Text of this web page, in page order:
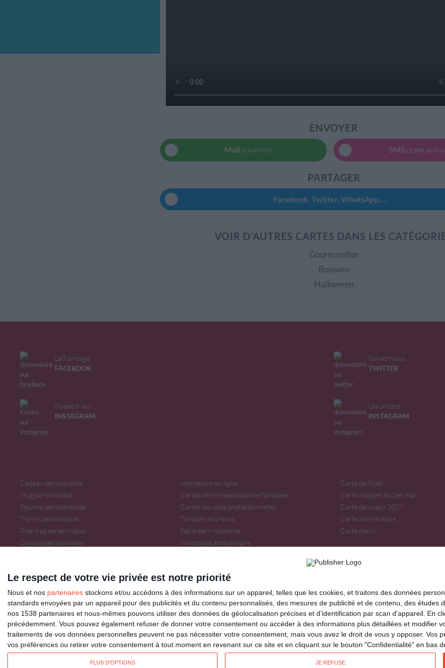
Le respect de votre vie privée est notre priorité
Nous et nos partenaires stockons et/ou accédons à des informations sur un appareil, telles que les cookies, et traitons des données
standards envoyées par un appareil pour des publicités et du contenu personnalisés, des mesures de publicité et de contenu, des études
nos 1538 partenaires et nous-mêmes pouvons utiliser des données de géolocalisation précises et d’identification par scan d'appareil. En
précédemment. Vous pouvez également refuser de donner votre consentement ou accéder à des informations plus détaillées et modifier
traitements de vos données personnelles peuvent ne pas nécessiter votre consentement, mais vous avez le droit de vous y opposer. Vos
vos préférences ou retirer votre consentement à tout moment en revenant sur ce site et en cliquant sur le bouton "Confidentialité" en bas
PLUS D'OPTIONS JE REFUSE
ENVOYER
Mail (GRATUIT) SMS (1,80€, en
PARTAGER
Facebook, Twitter, WhatsApp, ...
VOIR D'AUTRES CARTES DANS LES
Gourmandise
Boissons
Halloween
La Fan page
FACEBOOK
Suivez-nous
TWITTER
Kisseo.fr sur
INSTAGRAM
Les photos
INSTAGRAM
Cadeau personnalisé
Mug personnalisé
Peluche personnalisée
T-shirt personnalisé
Tote-bag personnalisé
Coussin personnalisé
Impression en ligne
Cartes de correspondance familiales
Cartes de visite professionnelles
Tampons encreurs
Faire-part naissance
Invitations anniversaire
Carte de Noël
Carte muguet du 1er mai
Carte de voeux 2027
Carte anniversaire
Carte merci
Dromadaire vous propose des cartes pour toutes les occasions : anniversaire, amour, amitié, fêtes...
Pour connaître les dates des fêtes, découvrez lecalendrier Dromadaire.
Les origines et traditions des fêtes ainsi que des
modèles de lettre sont à découvrir sur Lemagfemmes
Impression de
cartes de visite tampons encreurs flyers publicitaires
sur ooprint.fr
Copyright W 2026 - Tous droits réservés
Envoyez aussi des cartes à l'étranger : Kisseo.com Kisseo.de Kisseo.es Kisseo.it